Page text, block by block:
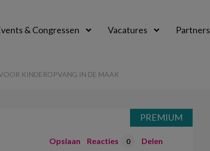
& Congressen Vacatures Partners
KINDEROPVANG IN DE MAAK
Opslaan Reacties 0 Delen
PREMIUM